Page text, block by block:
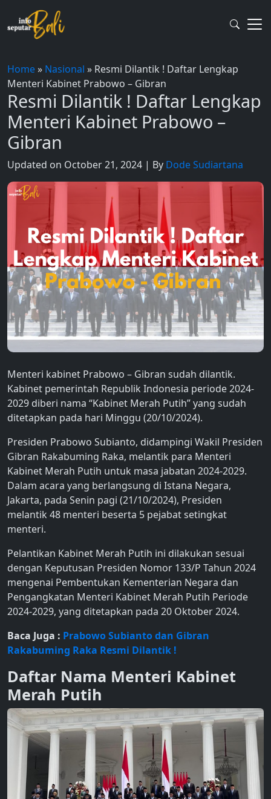
content
Home» Nasional » Resmi Dilantik ! Daftar Lengkap
Menteri Kabinet Prabowo – Gibran
Resmi Dilantik ! Daftar Lengkap
Menteri Kabinet Prabowo –
Gibran
Updated on October 21, 2024 | By Dode Sudiartana
Menteri kabinet Prabowo – Gibran sudah dilantik.
Kabinet pemerintah Republik Indonesia periode 2024-
2029 diberi nama “Kabinet Merah Putih” yang sudah
ditetapkan pada hari Minggu (20/10/2024).
Presiden Prabowo Subianto, didampingi Wakil Presiden
Gibran Rakabuming Raka, melantik para Menteri
Kabinet Merah Putih untuk masa jabatan 2024-2029.
Dalam acara yang berlangsung di Istana Negara,
Jakarta, pada Senin pagi (21/10/2024), Presiden
melantik 48 menteri beserta 5 pejabat setingkat
menteri.
Pelantikan Kabinet Merah Putih ini dilakukan sesuai
dengan Keputusan Presiden Nomor 133/P Tahun 2024
mengenai Pembentukan Kementerian Negara dan
Pengangkatan Menteri Kabinet Merah Putih Periode
2024-2029, yang ditetapkan pada 20 Oktober 2024.
Baca Juga : Prabowo Subianto dan Gibran
Rakabuming Raka Resmi Dilantik !
Daftar Nama Menteri Kabinet
Merah Putih